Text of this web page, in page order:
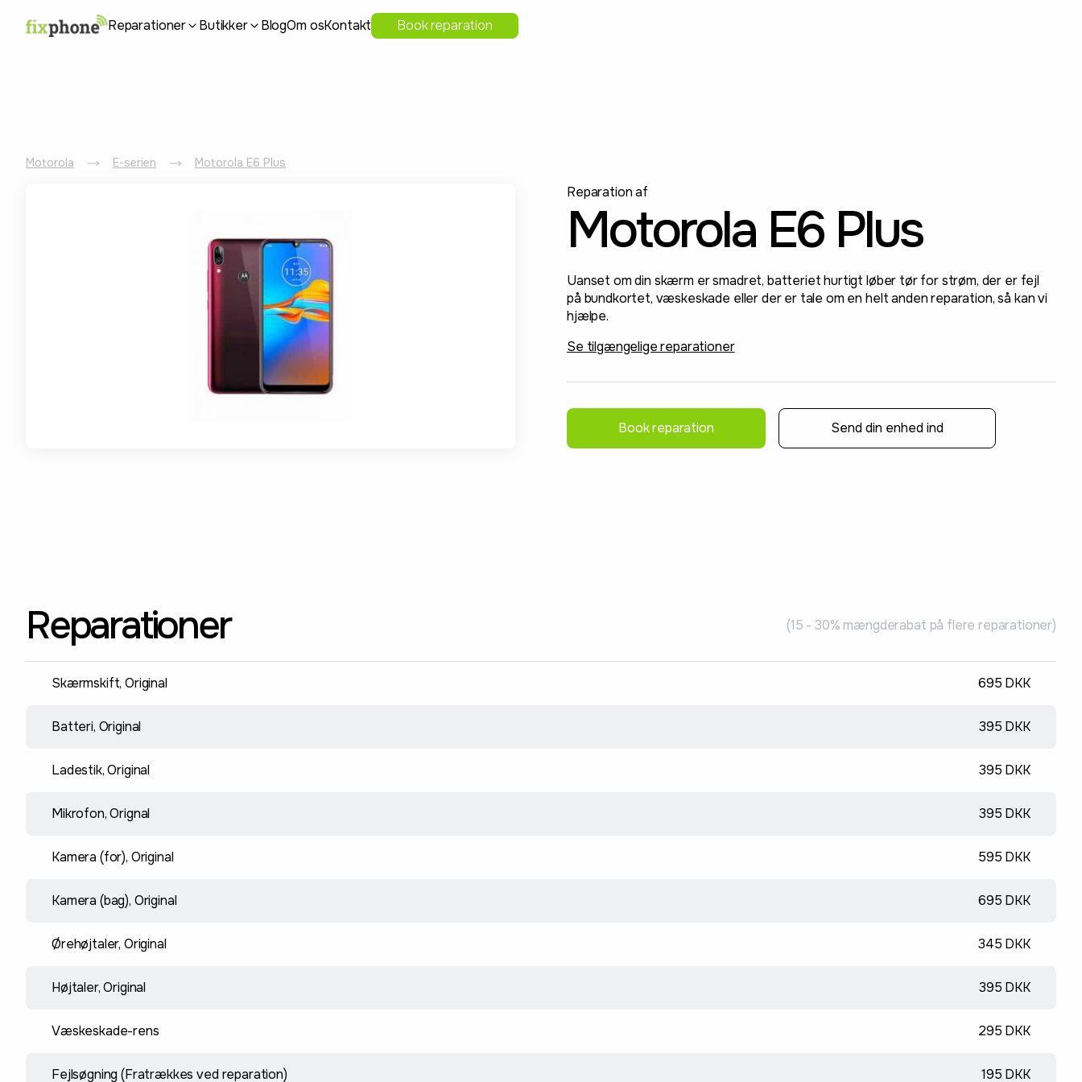
Reparationer Butikker BlogOm osKontakt Book reparation
Motorola E-serien Motorola E6 Plus
Reparation af
Motorola E6 Plus
Uanset om din skærm er smadret, batteriet hurtigt løber tør for strøm, der er fejl
på bundkortet, væskeskade eller der er tale om en helt anden reparation, så kan vi
hjælpe.
Se tilgængelige reparationer
Book reparation Send din enhed ind
Reparationer (15 - 30% mængderabat på flere reparationer)
Skærmskift, Original 695 DKK
Batteri, Original 395 DKK
Ladestik, Original 395 DKK
Mikrofon, Orignal 395 DKK
Kamera (for), Original 595 DKK
Kamera (bag), Original 695 DKK
Ørehøjtaler, Original 345 DKK
Højtaler, Original 395 DKK
Væskeskade-rens 295 DKK
Fejlsøgning (Fratrækkes ved reparation) 195 DKK